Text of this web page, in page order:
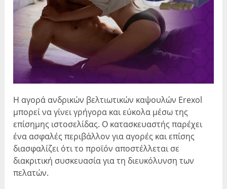
Η αγορά ανδρικών βελτιωτικών καψουλών Erexol
μπορεί να γίνει γρήγορα και εύκολα μέσω της
επίσημης ιστοσελίδας. Ο κατασκευαστής παρέχει
ένα ασφαλές περιβάλλον για αγορές και επίσης
διασφαλίζει ότι το προϊόν αποστέλλεται σε
διακριτική συσκευασία για τη διευκόλυνση των
πελατών.